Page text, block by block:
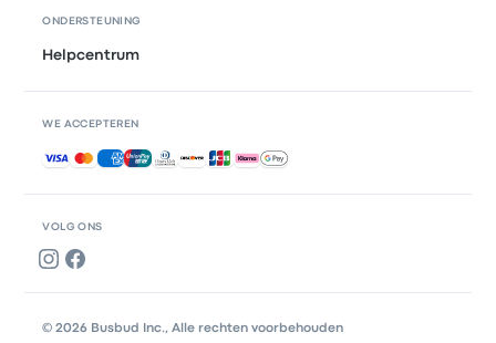
VOLG ONS
ONDERSTEUNING
Helpcentrum
WE ACCEPTEREN
Geaccepteerde betalingen
© 2026 Busbud Inc., Alle rechten voorbehouden